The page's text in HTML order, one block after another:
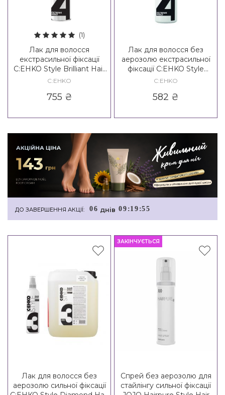
(1)
Лак для волосся
екстрасильної фіксації
C:EHKO Style Brilliant Hair
Spray 4*
C:EHKO
755 ₴
Лак для волосся без
аерозолю екстрасильної
фіксації C:EHKO Style
Brilliant Hair Spray Non
C:EHKO
582 ₴
ДО ЗАВЕРШЕННЯ АКЦІЇ: 06 днiв 09 :19 :54
Лак для волосся без
аерозолю сильної фіксації
ЗАКІНЧУЄТЬСЯ
Спрей без аерозолю для
стайлінгу сильної фіксації